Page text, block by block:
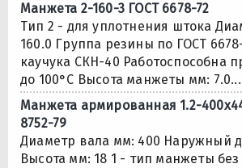
Манжета 2-160-3 ГОСТ 6678-72
Тип 2 - для уплотнения штока
160.0 Группа резины по ГОСТ
каучука СКН-40 Работоспособна
до 100°С Высота манжеты мм: 7.0...
Манжета армированная 1.2-
8752-79
Диаметр вала мм: 400 Наружный
Высота мм: 18 1 - тип манжеты